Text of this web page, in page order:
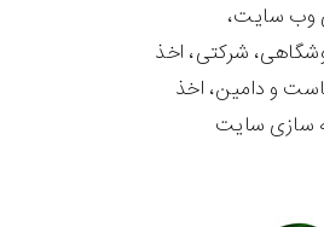
سایت،
شرکتی، اخذ
و دامین، اخذ